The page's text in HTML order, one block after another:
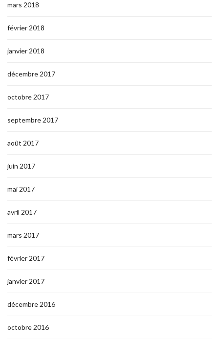
mars 2018
février 2018
janvier 2018
décembre 2017
octobre 2017
septembre 2017
août 2017
juin 2017
mai 2017
avril 2017
mars 2017
février 2017
janvier 2017
décembre 2016
octobre 2016